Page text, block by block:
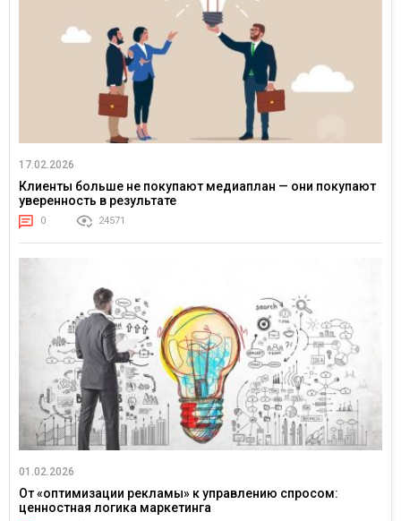
17.02.2026
Клиенты больше не покупают медиаплан — они покупают
уверенность в результате
0 24571
01.02.2026
От «оптимизации рекламы» к управлению спросом:
ценностная логика маркетинга